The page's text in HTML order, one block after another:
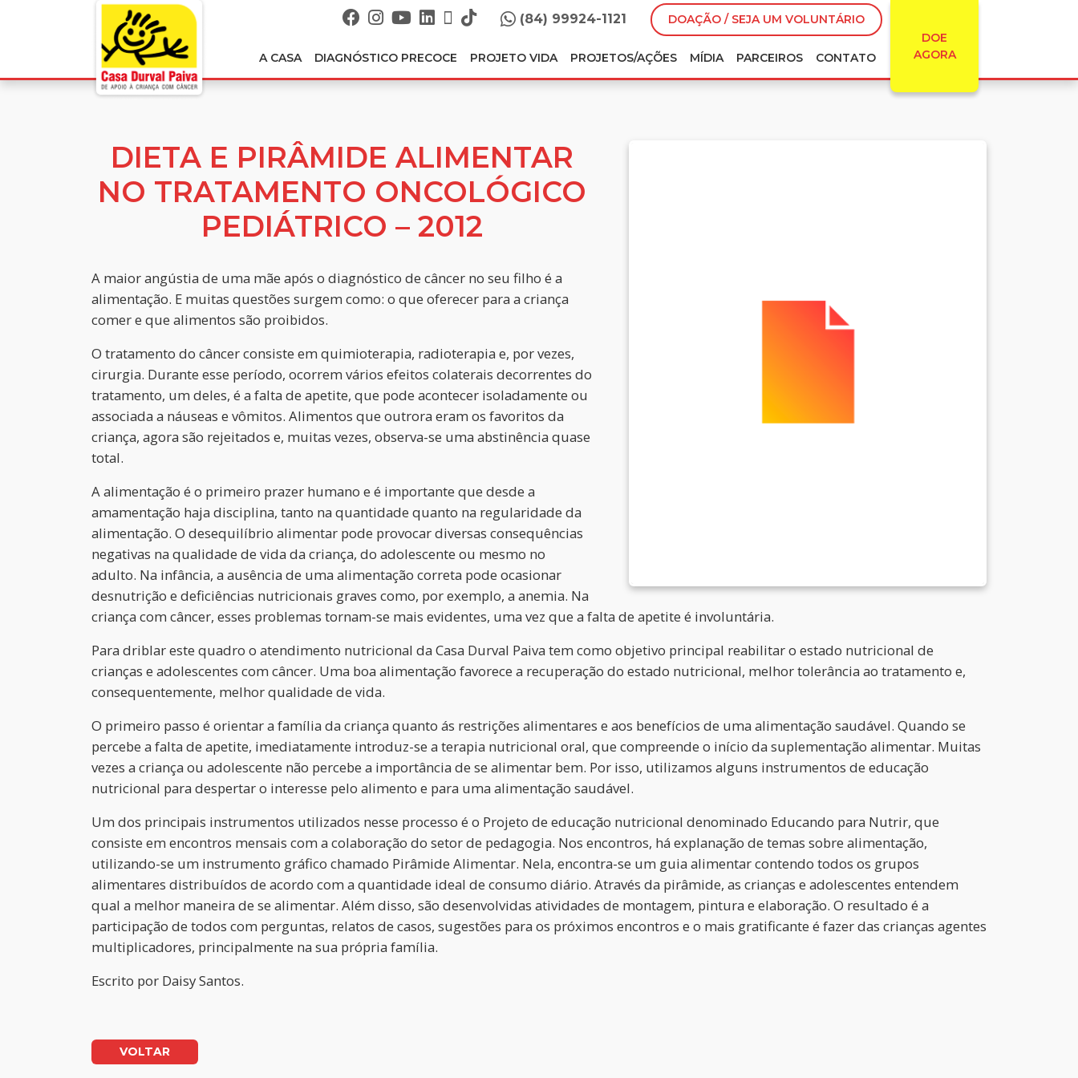
(84) 99924-1121
DOAÇÃO / SEJA UM VOLUNTÁRIO
DOE
AGORA
A CASA DIAGNÓSTICO PRECOCE PROJETO VIDA PROJETOS/AÇÕES MÍDIA PARCEIROS CONTATO
DIETA E PIRÂMIDE ALIMENTAR
NO TRATAMENTO ONCOLÓGICO
PEDIÁTRICO – 2012
A maior angústia de uma mãe após o diagnóstico de câncer no seu filho é a
alimentação. E muitas questões surgem como: o que oferecer para a criança
comer e que alimentos são proibidos.
O tratamento do câncer consiste em quimioterapia, radioterapia e, por vezes,
cirurgia. Durante esse período, ocorrem vários efeitos colaterais decorrentes do
tratamento, um deles, é a falta de apetite, que pode acontecer isoladamente ou
associada a náuseas e vômitos. Alimentos que outrora eram os favoritos da
criança, agora são rejeitados e, muitas vezes, observa-se uma abstinência quase
total.
A alimentação é o primeiro prazer humano e é importante que desde a
amamentação haja disciplina, tanto na quantidade quanto na regularidade da
alimentação. O desequilíbrio alimentar pode provocar diversas consequências
negativas na qualidade de vida da criança, do adolescente ou mesmo no
adulto. Na infância, a ausência de uma alimentação correta pode ocasionar
desnutrição e deficiências nutricionais graves como, por exemplo, a anemia. Na
criança com câncer, esses problemas tornam-se mais evidentes, uma vez que a falta de apetite é involuntária.
Para driblar este quadro o atendimento nutricional da Casa Durval Paiva tem como objetivo principal reabilitar o estado nutricional de
crianças e adolescentes com câncer. Uma boa alimentação favorece a recuperação do estado nutricional, melhor tolerância ao tratamento e,
consequentemente, melhor qualidade de vida.
O primeiro passo é orientar a família da criança quanto ás restrições alimentares e aos benefícios de uma alimentação saudável. Quando se
percebe a falta de apetite, imediatamente introduz-se a terapia nutricional oral, que compreende o início da suplementação alimentar. Muitas
vezes a criança ou adolescente não percebe a importância de se alimentar bem. Por isso, utilizamos alguns instrumentos de educação
nutricional para despertar o interesse pelo alimento e para uma alimentação saudável.
Um dos principais instrumentos utilizados nesse processo é o Projeto de educação nutricional denominado Educando para Nutrir, que
consiste em encontros mensais com a colaboração do setor de pedagogia. Nos encontros, há explanação de temas sobre alimentação,
utilizando-se um instrumento gráfico chamado Pirâmide Alimentar. Nela, encontra-se um guia alimentar contendo todos os grupos
alimentares distribuídos de acordo com a quantidade ideal de consumo diário. Através da pirâmide, as crianças e adolescentes entendem
qual a melhor maneira de se alimentar. Além disso, são desenvolvidas atividades de montagem, pintura e elaboração. O resultado é a
participação de todos com perguntas, relatos de casos, sugestões para os próximos encontros e o mais gratificante é fazer das crianças agentes
multiplicadores, principalmente na sua própria família.
Escrito por Daisy Santos.
VOLTAR